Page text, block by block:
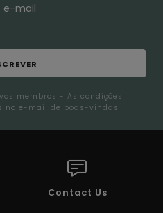
membros - As condições
no e-mail de boas-vindas
Contact Us